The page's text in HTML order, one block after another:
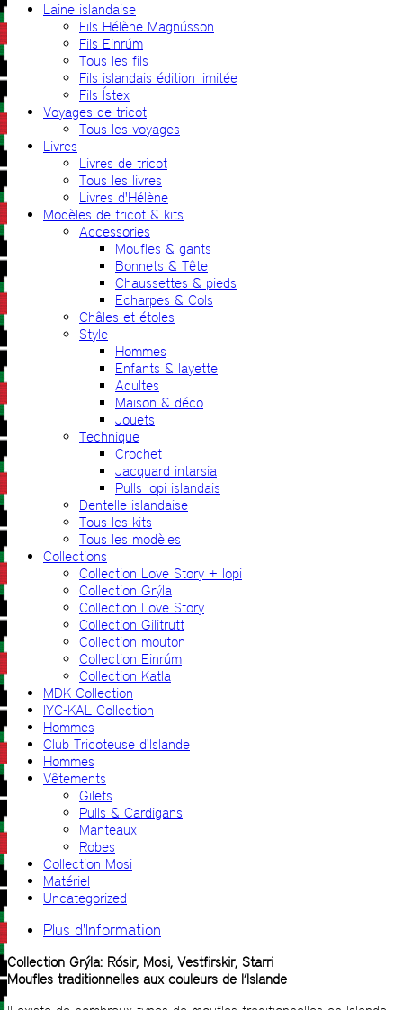
Laine islandaise
Fils Hélène Magnússon
Fils Einrúm
Tous les fils
Fils islandais édition limitée
Fils Ístex
Voyages de tricot
Tous les voyages
Livres
Livres de tricot
Tous les livres
Livres d'Hélène
Modèles de tricot & kits
Accessories
Moufles & gants
Bonnets & Tête
Chaussettes & pieds
Echarpes & Cols
Châles et étoles
Style
Hommes
Enfants & layette
Adultes
Maison & déco
Jouets
Technique
Crochet
Jacquard intarsia
Pulls lopi islandais
Dentelle islandaise
Tous les kits
Tous les modèles
Collections
Collection Love Story + lopi
Collection Grýla
Collection Love Story
Collection Gilitrutt
Collection mouton
Collection Einrúm
Collection Katla
MDK Collection
IYC-KAL Collection
Hommes
Club Tricoteuse d'Islande
Hommes
Vêtements
Gilets
Pulls & Cardigans
Manteaux
Robes
Collection Mosi
Matériel
Uncategorized
Plus d'Information
Collection Grýla: Rósir, Mosi, Vestfirskir, Starri
Moufles traditionnelles aux couleurs de l’Islande